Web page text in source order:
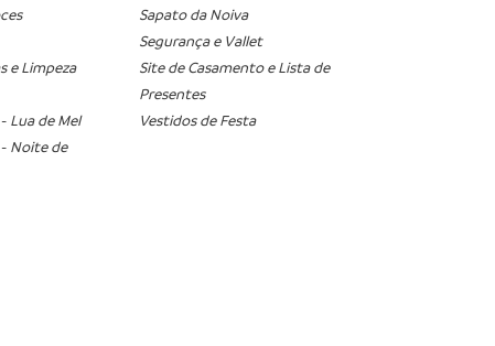
e Limpeza
Lua de Mel
Noite de
Sapato da Noiva
Segurança e Vallet
Site de Casamento e Lista de
Presentes
Vestidos de Festa